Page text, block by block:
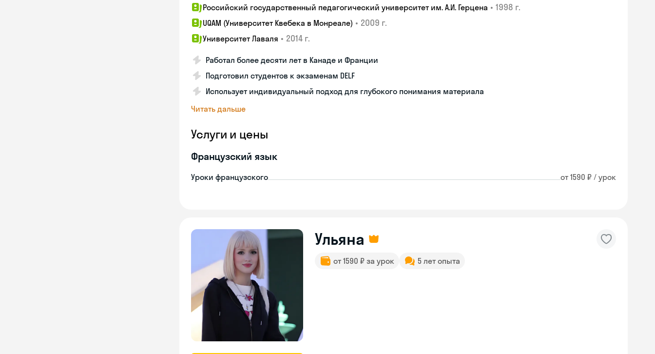
Российский государственный педагогический университет им. А.И. Герцена • 1998 г.
UQAM (Университет Квебека в Монреале) • 2009 г.
Университет Лаваля • 2014 г.
Работал более десяти лет в Канаде и Франции
Подготовил студентов к экзаменам DELF
Использует индивидуальный подход для глубокого понимания материала
Читать дальше
Услуги и цены
Французский язык
Уроки французского от 1590 ₽ / урок
Ульяна
от 1590 ₽ за урок 5 лет опыта